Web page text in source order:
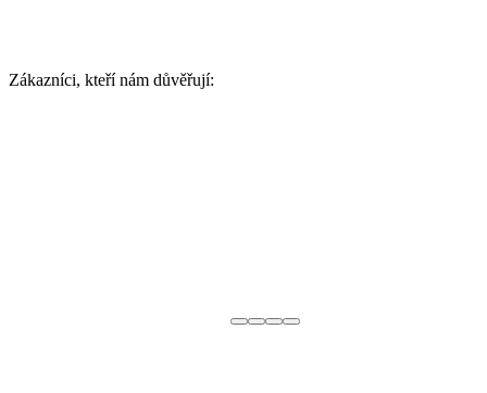
Zákazníci, kteří nám důvěřují: